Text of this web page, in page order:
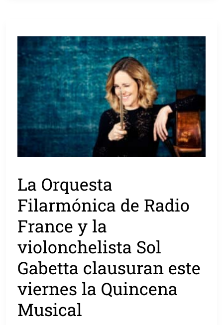
La Orquesta
Filarmónica de Radio
France y la
violonchelista Sol
Gabetta clausuran este
viernes la Quincena
Musical